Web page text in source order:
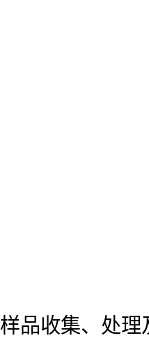
样品收集、处理